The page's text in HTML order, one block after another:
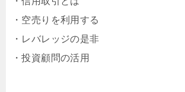
・空売りを利用する
・レバレッジの是非
・投資顧問の活用